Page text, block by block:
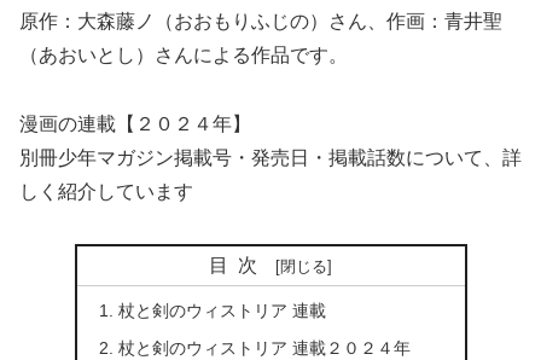
原作：大森藤ノ（おおもりふじの）さん、作画：青井聖
（あおいとし）さんによる作品です。
漫画の連載【２０２４年】
別冊少年マガジン掲載号・発売日・掲載話数について、詳
しく紹介しています
目次
杖と剣のウィストリア 連載
杖と剣のウィストリア 連載２０２４年